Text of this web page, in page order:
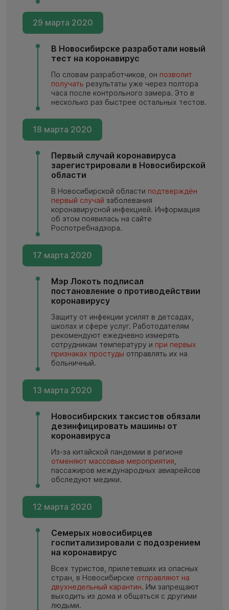
29 марта 2020
В Новосибирске разработали новый
тест на коронавирус
По словам разработчиков, он позволит
получать результаты уже через полтора
часа после контрольного замера. Это в
несколько раз быстрее остальных тестов.
18 марта 2020
Первый случай коронавируса
зарегистрировали в Новосибирской
области
В Новосибирской области подтверждён
первый случай заболевания
коронавирусной инфекцией. Информация
об этом появилась на сайте
Роспотребнадзора.
17 марта 2020
Мэр Локоть подписал
постановление о противодействии
коронавирусу
Защиту от инфекции усилят в детсадах,
школах и сфере услуг. Работодателям
рекомендуют ежедневно измерять
сотрудникам температуру и при первых
признаках простуды отправлять их на
больничный.
13 марта 2020
Новосибирских таксистов обязали
дезинфицировать машины от
коронавируса
Из-за китайской пандемии в регионе
отменяют массовые мероприятия
пассажиров международных авиарейсов
обследуют медики.
12 марта 2020
Семерых новосибирцев
госпитализировали с подозрением
на коронавирус
Всех туристов, прилетевших из опасных
стран, в Новосибирске отправляют на
двухнедельный карантин. Им запрещают
выходить из дома и общаться с другими
людьми.